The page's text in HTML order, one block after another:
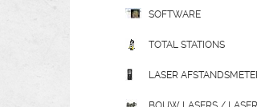
SOFTWARE
TOTAL STATIONS
LASER